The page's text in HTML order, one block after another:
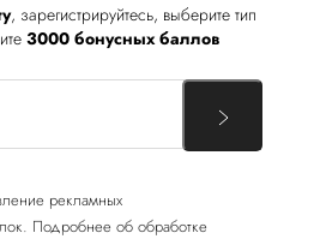
, зарегистрируйтесь, выберите тип
3000 бонусных баллов
рекламных
Подробнее об обработке